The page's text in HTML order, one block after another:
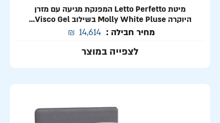
מיטת Letto Perfetto המפנקת מגיעה עם מזרן
היוקרה Molly White Pluse בשילוב Visco Gel...
מחיר חבילה : 14,614
₪
לצפייה במוצר